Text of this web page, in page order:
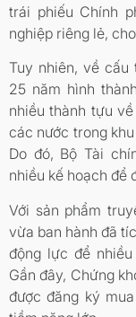
trái phiếu Chính
nghiệp riêng lẻ,
Tuy nhiên, về cấu
25 năm hình
nhiều thành tựu
các nước trong
Do đó, Bộ Tài
nhiều kế hoạch để
Với sản phẩm
vừa ban hành đã
động lực để
Gần đây, Chứng
được đăng ký